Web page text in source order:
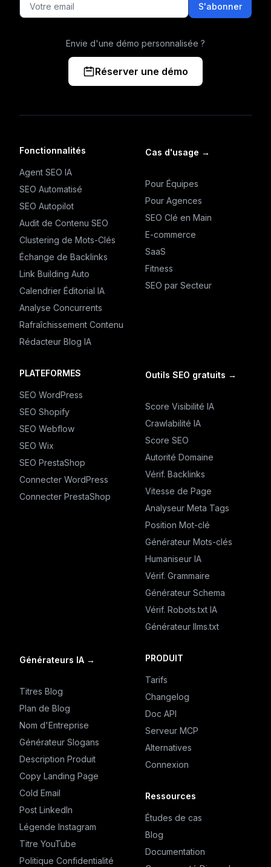
S'abonner
Envie d'une démo personnalisée ?
Réserver une démo
Fonctionnalités
Agent SEO IA
SEO Automatisé
SEO Autopilot
Audit de Contenu SEO
Clustering de Mots-Clés
Échange de Backlinks
Link Building Auto
Calendrier Éditorial IA
Analyse Concurrents
Rafraîchissement Contenu
Rédacteur Blog IA
Cas d'usage →
Pour Équipes
Pour Agences
SEO Clé en Main
E-commerce
SaaS
Fitness
SEO par Secteur
PLATEFORMES
SEO WordPress
SEO Shopify
SEO Webflow
SEO Wix
SEO PrestaShop
Connecter WordPress
Connecter PrestaShop
Outils SEO gratuits →
Score Visibilité IA
Crawlabilité IA
Score SEO
Autorité Domaine
Vérif. Backlinks
Vitesse de Page
Analyseur Meta Tags
Position Mot-clé
Générateur Mots-clés
Humaniseur IA
Vérif. Grammaire
Générateur Schema
Vérif. Robots.txt IA
Générateur llms.txt
Générateurs IA →
Titres Blog
Plan de Blog
Nom d'Entreprise
Générateur Slogans
Description Produit
Copy Landing Page
Cold Email
Post LinkedIn
Légende Instagram
Titre YouTube
Politique Confidentialité
PRODUIT
Tarifs
Changelog
Doc API
Serveur MCP
Alternatives
Connexion
Ressources
Études de cas
Blog
Documentation